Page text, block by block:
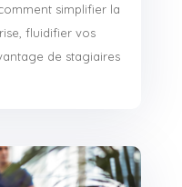
simplifier la
fluidifier vos
de stagiaires